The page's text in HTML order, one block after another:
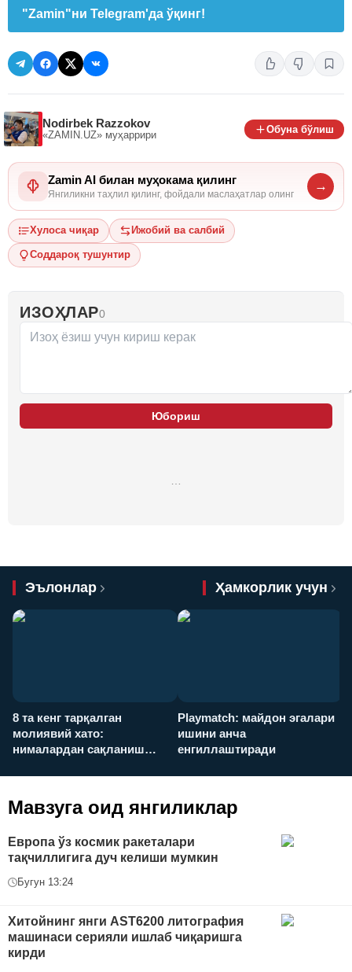
"Zamin"ни Telegram'да ўқинг!
Nodirbek Razzokov
«ZAMIN.UZ» муҳаррири
Обуна бўлиш
Zamin AI билан муҳокама қилинг
Янгиликни таҳлил қилинг, фойдали маслаҳатлар олинг
→
Хулоса чиқар Ижобий ва салбий
Соддароқ тушунтир
ИЗОҲЛАР0
Юбориш
…
Эълонлар Ҳамкорлик учун
8 та кенг тарқалган
молиявий хато:
нималардан сақланиш
Playmatch: майдон эгалари
ишини анча
енгиллаштиради
Мавзуга оид янгиликлар
Европа ўз космик ракеталари
тақчиллигига дуч келиши мумкин
Бугун 13:24
Хитойнинг янги AST6200 литография
машинаси серияли ишлаб чиқаришга
кирди